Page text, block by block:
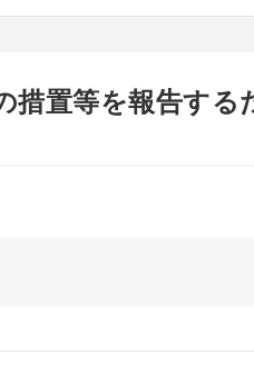
置等を報告する